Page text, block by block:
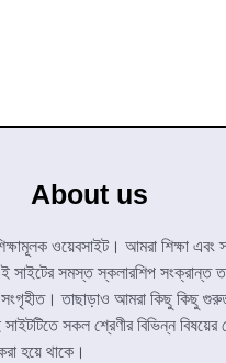
About us
ওয়েবসাইট। আমরা শিক্ষা
সাইটের সমস্ত স্কলারশিপ সংক্রান্ত
তাছাড়াও আমরা কিছু কিছু
সকল শ্রেণীর বিভিন্ন
হয়ে থাকে।